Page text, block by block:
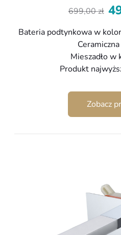
699,00zł
Bateria podtynkowa w
Mieszadło w
Produkt
Zobacz